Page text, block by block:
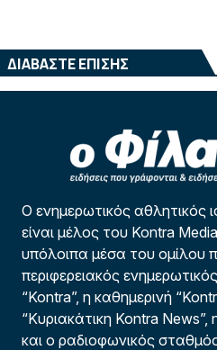
ΔΙΑΒΑΣΤΕ ΕΠΙΣΗΣ
Ο ενημερωτικός αθλητικός
είναι μέλος του Kontra
υπόλοιπα μέσα του ομίλου
περιφερειακός
“Kontra”, η καθημερινή
“Κυριακάτικη Kontra
και ο ραδιοφωνικός